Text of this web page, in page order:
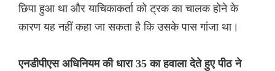
छिपा हुआ था और याचिकाकर्ता को ट्रक का चालक होने के
कारण यह नहीं कहा जा सकता है कि उसके पास गांजा था।
एनडीपीएस अधिनियम की धारा 35 का हवाला देते हुए पीठ ने